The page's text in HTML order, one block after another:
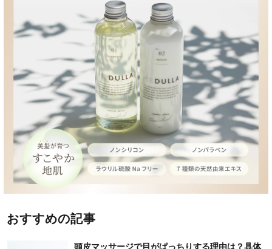
おすすめの記事
頭皮マッサージで目がぱっちりする理由は？具体